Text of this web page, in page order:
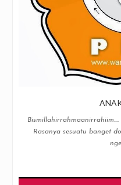
Bismillahirrahmaanirrahiim….
Rasanya sesuatu banget